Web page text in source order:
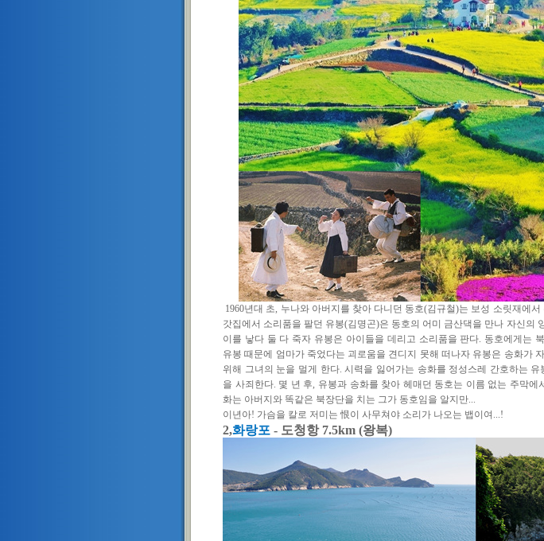
1960년대 초, 누나와 아버지를 찾아 다니던 동호(김규철)는 보성 소릿재에
갓집에서 소리품을 팔던 유봉(김명곤)은 동호의 어미 금산댁을 만나 자신의
이를 낳다 둘 다 죽자 유봉은 아이들을 데리고 소리품을 판다. 동호에게는
유봉 때문에 엄마가 죽었다는 괴로움을 견디지 못해 떠나자 유봉은 송화가
위해 그녀의 눈을 멀게 한다.시력을 잃어가는 송화를 정성스레 간호하는 유
을 사죄한다. 몇 년 후, 유봉과 송화를 찾아 헤매던 동호는 이름 없는 주막에
화는 아버지와 똑같은 북장단을 치는 그가 동호임을 알지만...
이년아! 가슴을 칼로 저미는恨이 사무쳐야 소리가 나오는 뱁이여 ...!
2,화랑포 - 도청항 7.5km (왕복)